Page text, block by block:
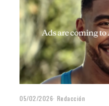
05/02/2026 Redacción